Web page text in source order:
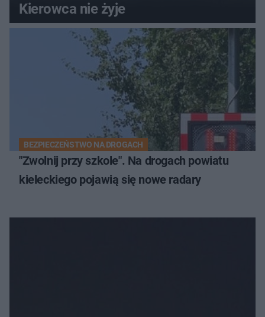
Kierowca nie żyje
BEZPIECZEŃSTWO NA DROGACH
"Zwolnij przy szkole". Na drogach powiatu
kieleckiego pojawią się nowe radary